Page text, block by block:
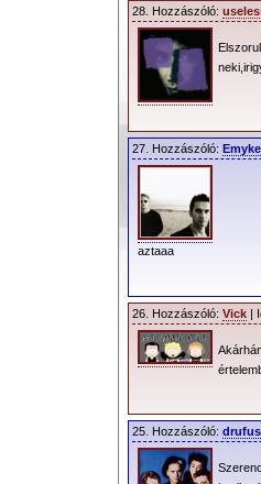
28. Hozzászóló:
27. Hozzászóló: Emyke
aztaaa
26. Hozzászóló: Vick |
25. Hozzászóló: